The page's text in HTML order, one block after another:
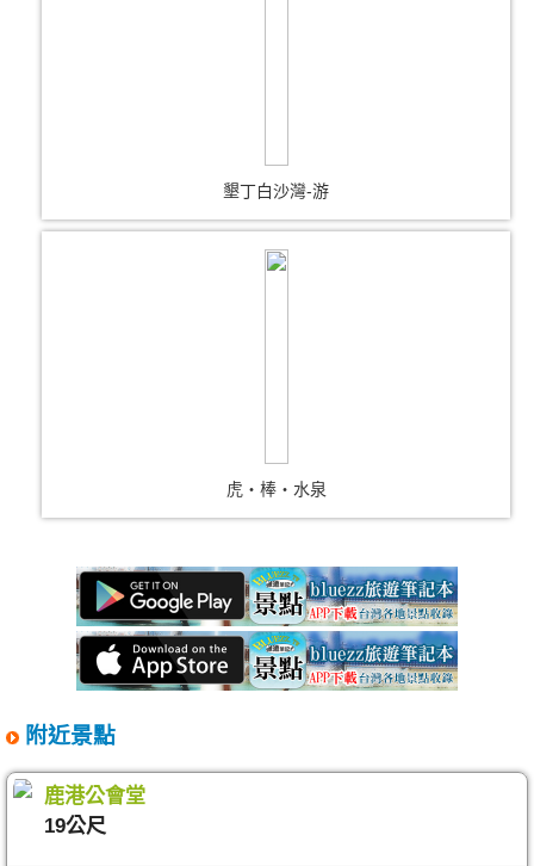
墾丁白沙灣-游
虎‧棒‧水泉
附近景點
鹿港公會堂
19公尺